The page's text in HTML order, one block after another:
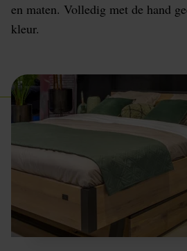
en maten. Volledig met de hand
kleur.